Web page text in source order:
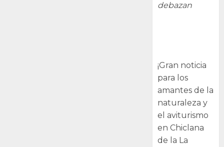
debazan
¡Gran noticia
para los
amantes de la
naturaleza y
el aviturismo
en Chiclana
de la La